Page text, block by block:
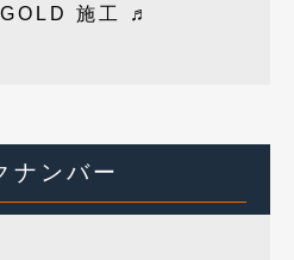
施工 ♬
ナンバー